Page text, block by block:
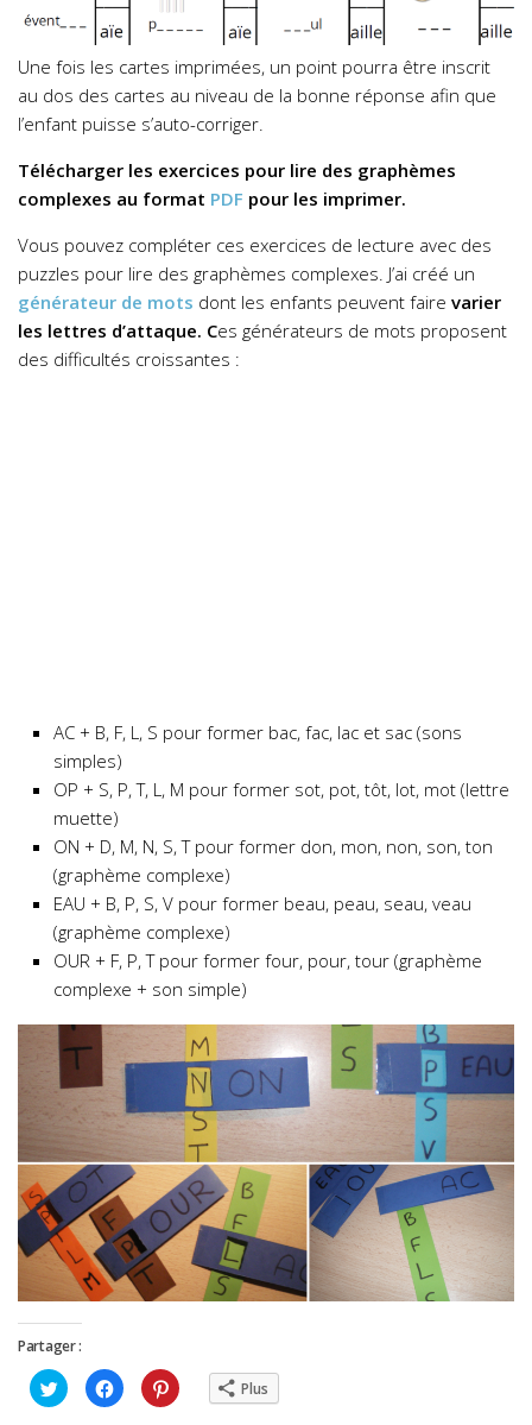
Une fois les cartes imprimées, un point pourra être inscrit
au dos des cartes au niveau de la bonne réponse afin que
l’enfant puisse s’auto-corriger.
Télécharger les exercices pour lire des graphèmes
complexes au format PDF pour les imprimer.
Vous pouvez compléter ces exercices de lecture avec des
puzzles pour lire des graphèmes complexes. J’ai créé un
générateur de mots dont les enfants peuvent faire varier
les lettres d’attaque. Ces générateurs de mots proposent
des difficultés croissantes :
AC + B, F, L, S pour former bac, fac, lac et sac (sons
simples)
OP + S, P, T, L, M pour former sot, pot, tôt, lot, mot (lettre
muette)
ON + D, M, N, S, T pour former don, mon, non, son, ton
(graphème complexe)
EAU + B, P, S, V pour former beau, peau, seau, veau
(graphème complexe)
OUR + F, P, T pour former four, pour, tour (graphème
complexe + son simple)
Partager :
Cliquez
pour
partager
Cliquez
pour
partager
Cliquez
pour Plus